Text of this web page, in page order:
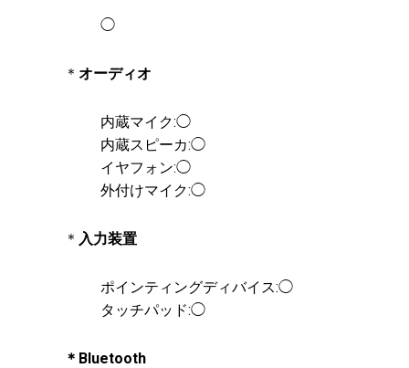
◯
＊ オーディオ
内蔵マイク:◯
内蔵スピーカ:◯
イヤフォン:◯
外付けマイク:◯
＊ 入力装置
ポインティングディバイス:◯
タッチパッド:◯
＊Bluetooth